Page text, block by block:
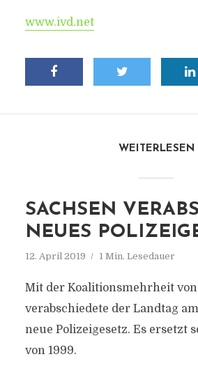
www.ivd.net
WEITERLESEN
SACHSEN
NEUES
12. April 2019 1 Min. Lesedauer
Mit der Koalitionsmehrheit von
verabschiedete der Landtag
neue Polizeigesetz. Es ersetzt
von 1999.